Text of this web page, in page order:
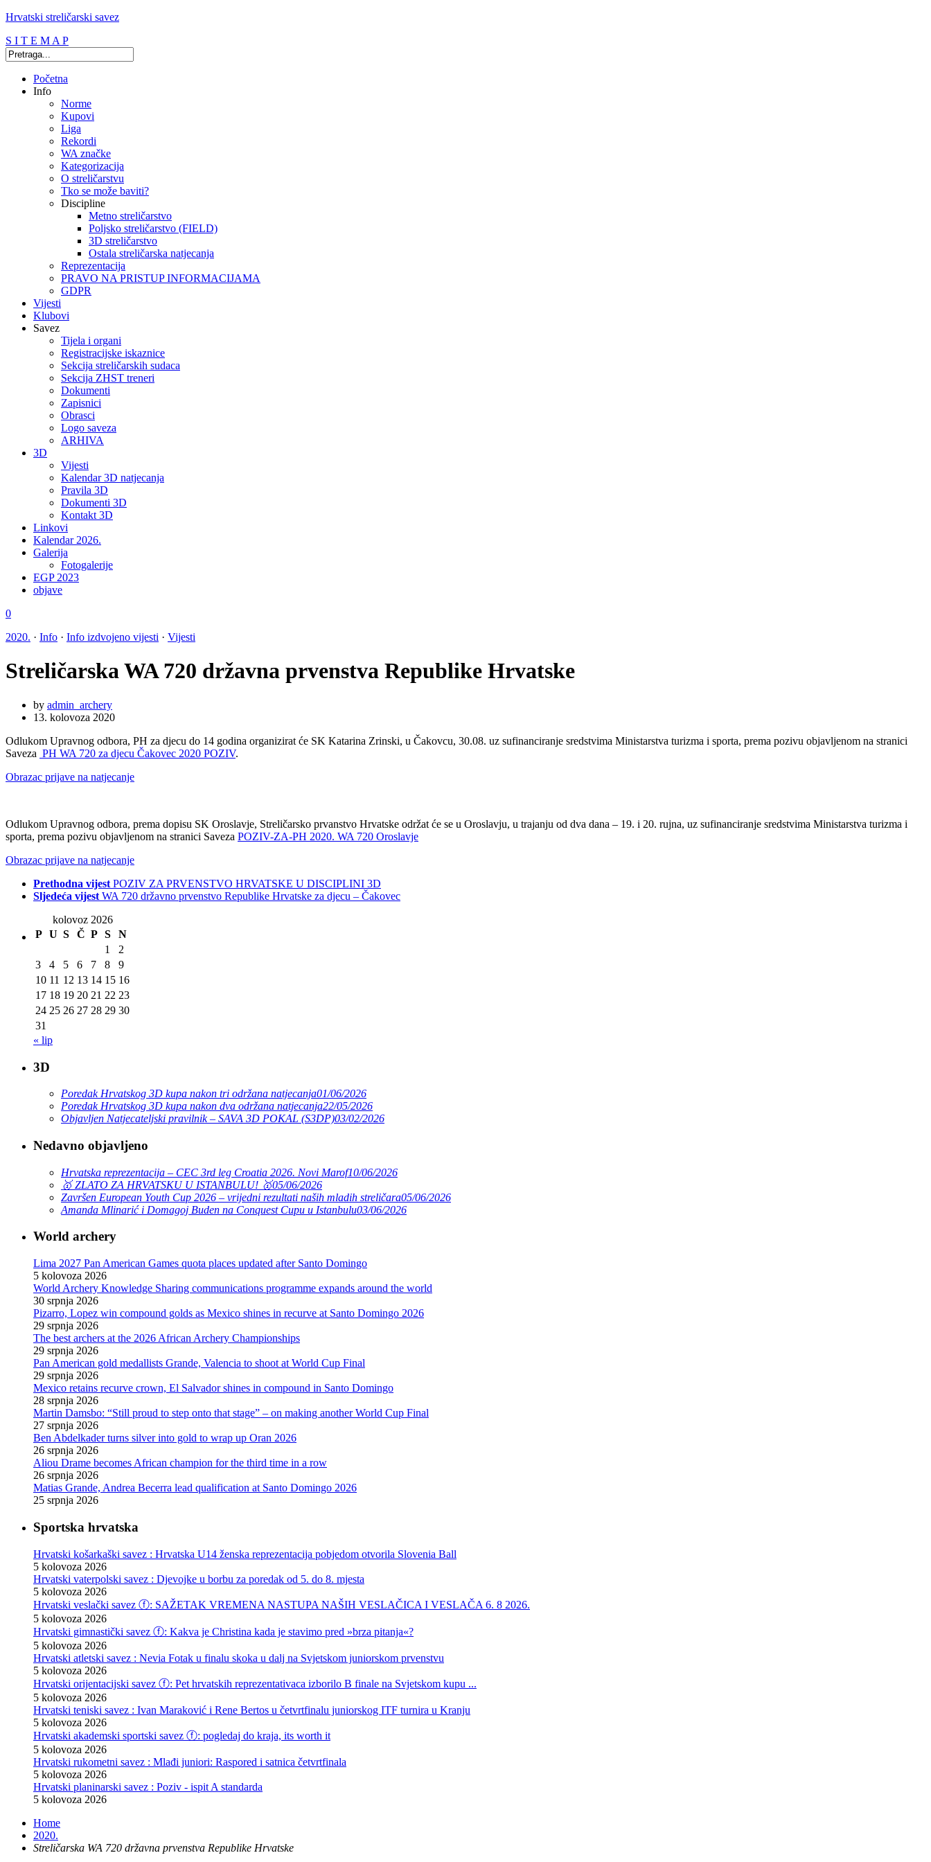
Hrvatski streličarski savez
S I T E M A P
Početna
Info
Norme
Kupovi
Liga
Rekordi
WA značke
Kategorizacija
O streličarstvu
Tko se može baviti?
Discipline
Metno streličarstvo
Poljsko streličarstvo (FIELD)
3D streličarstvo
Ostala streličarska natjecanja
Reprezentacija
PRAVO NA PRISTUP INFORMACIJAMA
GDPR
Vijesti
Klubovi
Savez
Tijela i organi
Registracijske iskaznice
Sekcija streličarskih sudaca
Sekcija ZHST treneri
Dokumenti
Zapisnici
Obrasci
Logo saveza
ARHIVA
3D
Vijesti
Kalendar 3D natjecanja
Pravila 3D
Dokumenti 3D
Kontakt 3D
Linkovi
Kalendar 2026.
Galerija
Fotogalerije
EGP 2023
objave
0
2020. · Info · Info izdvojeno vijesti · Vijesti
Streličarska WA 720 državna prvenstva Republike Hrvatske
by admin_archery
13. kolovoza 2020
Odlukom Upravnog odbora, PH za djecu do 14 godina organizirat će SK Katarina Zrinski, u Čakovcu, 30.08. uz sufinanciranje sredstvima Ministarstva turizma i sporta, prema pozivu objavljenom na stranici
Saveza PH WA 720 za djecu Čakovec 2020 POZIV.
Obrazac prijave na natjecanje
Odlukom Upravnog odbora, prema dopisu SK Oroslavje, Streličarsko prvanstvo Hrvatske održat će se u Oroslavju, u trajanju od dva dana – 19. i 20. rujna, uz sufinanciranje sredstvima Ministarstva turizma i
sporta, prema pozivu objavljenom na stranici Saveza POZIV-ZA-PH 2020. WA 720 Oroslavje
Obrazac prijave na natjecanje
Prethodna vijest POZIV ZA PRVENSTVO HRVATSKE U DISCIPLINI 3D
Sljedeća vijest WA 720 državno prvenstvo Republike Hrvatske za djecu – Čakovec
kolovoz 2026
P U S Č P S
N
1
2
3
4 5 6 7 8
9
10 11 12 13 14 15 16
17 18 19 20 21 22 23
24 25 26 27 28 29 30
31
« lip
3D
Poredak Hrvatskog 3D kupa nakon tri održana natjecanja01/06/2026
Poredak Hrvatskog 3D kupa nakon dva održana natjecanja22/05/2026
Objavljen Natjecateljski pravilnik – SAVA 3D POKAL (S3DP)03/02/2026
Nedavno objavljeno
Hrvatska reprezentacija – CEC 3rd leg Croatia 2026. Novi Marof10/06/2026
🥇 ZLATO ZA HRVATSKU U ISTANBULU! 🥇05/06/2026
Završen European Youth Cup 2026 – vrijedni rezultati naših mladih streličara05/06/2026
Amanda Mlinarić i Domagoj Buden na Conquest Cupu u Istanbulu03/06/2026
World archery
Lima 2027 Pan American Games quota places updated after Santo Domingo
5 kolovoza 2026
World Archery Knowledge Sharing communications programme expands around the world
30 srpnja 2026
Pizarro, Lopez win compound golds as Mexico shines in recurve at Santo Domingo 2026
29 srpnja 2026
The best archers at the 2026 African Archery Championships
29 srpnja 2026
Pan American gold medallists Grande, Valencia to shoot at World Cup Final
29 srpnja 2026
Mexico retains recurve crown, El Salvador shines in compound in Santo Domingo
28 srpnja 2026
Martin Damsbo: “Still proud to step onto that stage” – on making another World Cup Final
27 srpnja 2026
Ben Abdelkader turns silver into gold to wrap up Oran 2026
26 srpnja 2026
Aliou Drame becomes African champion for the third time in a row
26 srpnja 2026
Matias Grande, Andrea Becerra lead qualification at Santo Domingo 2026
25 srpnja 2026
Sportska hrvatska
Hrvatski košarkaški savez : Hrvatska U14 ženska reprezentacija pobjedom otvorila Slovenia Ball
5 kolovoza 2026
Hrvatski vaterpolski savez : Djevojke u borbu za poredak od 5. do 8. mjesta
5 kolovoza 2026
Hrvatski veslački savez ⓕ: SAŽETAK VREMENA NASTUPA NAŠIH VESLAČICA I VESLAČA 6. 8 2026.
5 kolovoza 2026
Hrvatski gimnastički savez ⓕ: Kakva je Christina kada je stavimo pred »brza pitanja«?
5 kolovoza 2026
Hrvatski atletski savez : Nevia Fotak u finalu skoka u dalj na Svjetskom juniorskom prvenstvu
5 kolovoza 2026
Hrvatski orijentacijski savez ⓕ: Pet hrvatskih reprezentativaca izborilo B finale na Svjetskom kupu ...
5 kolovoza 2026
Hrvatski teniski savez : Ivan Maraković i Rene Bertos u četvrtfinalu juniorskog ITF turnira u Kranju
5 kolovoza 2026
Hrvatski akademski sportski savez ⓕ: pogledaj do kraja, its worth it
5 kolovoza 2026
Hrvatski rukometni savez : Mlađi juniori: Raspored i satnica četvrtfinala
5 kolovoza 2026
Hrvatski planinarski savez : Poziv - ispit A standarda
5 kolovoza 2026
Home
2020.
Streličarska WA 720 državna prvenstva Republike Hrvatske